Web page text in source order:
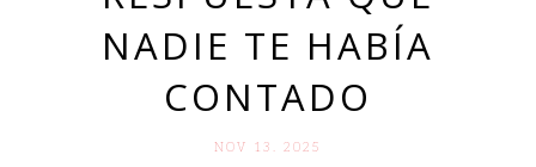
NADIE TE HABÍA
CONTADO
NOV 13. 2025